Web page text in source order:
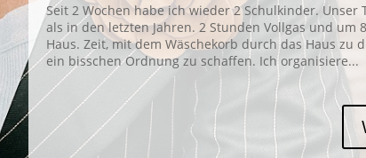
Seit 2 Wochen habe ich wieder 2 Schulkinder.
als in den letzten Jahren. 2 Stunden Vollgas und um
Haus. Zeit, mit dem Wäschekorb durch das Haus zu
ein bisschen Ordnung zu schaffen. Ich organisiere...